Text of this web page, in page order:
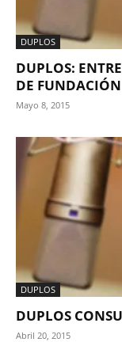
DUPLOS
DUPLOS:
DE
Mayo 8, 2015
DUPLOS
DUPLOS
Abril 20, 2015